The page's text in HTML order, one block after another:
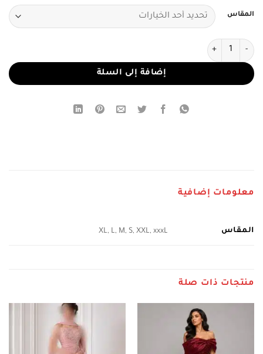
المقاس
كمية فستان سهرة بدون أكمام دبل كلوش
إضافة إلى السلة
معلومات إضافية
المقاس XL, L, M, S, XXL, xxxL
منتجات ذات صلة